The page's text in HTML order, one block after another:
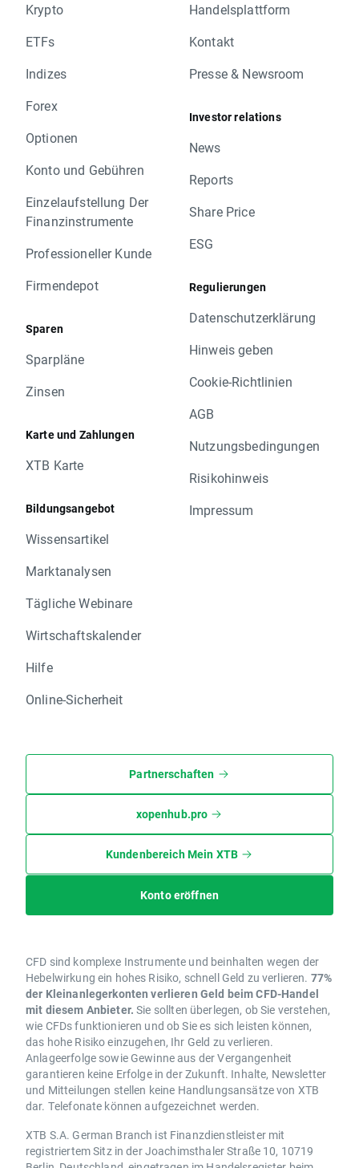
Krypto
ETFs
Indizes
Forex
Optionen
Konto und Gebühren
Einzelaufstellung Der
Finanzinstrumente
Professioneller Kunde
Firmendepot
Sparen
Sparpläne
Zinsen
Karte und Zahlungen
XTB Karte
Bildungsangebot
Wissensartikel
Marktanalysen
Tägliche Webinare
Wirtschaftskalender
Hilfe
Online-Sicherheit
Handelsplattform
Kontakt
Presse & Newsroom
Investor relations
News
Reports
Share Price
ESG
Regulierungen
Datenschutzerklärung
Hinweis geben
Cookie-Richtlinien
AGB
Nutzungsbedingungen
Risikohinweis
Impressum
Partnerschaften
xopenhub.pro
Kundenbereich Mein XTB
Konto eröffnen
CFD sind komplexe Instrumente und beinhalten wegen der
Hebelwirkung ein hohes Risiko, schnell Geld zu verlieren. 77%
der Kleinanlegerkonten verlieren Geld beim CFD-Handel
mit diesem Anbieter. Sie sollten überlegen, ob Sie verstehen,
wie CFDs funktionieren und ob Sie es sich leisten können,
das hohe Risiko einzugehen, Ihr Geld zu verlieren.
Anlageerfolge sowie Gewinne aus der Vergangenheit
garantieren keine Erfolge in der Zukunft. Inhalte, Newsletter
und Mitteilungen stellen keine Handlungsansätze von XTB
dar. Telefonate können aufgezeichnet werden.
XTB S.A. German Branch ist Finanzdienstleister mit
registriertem Sitz in der Joachimsthaler Straße 10, 10719